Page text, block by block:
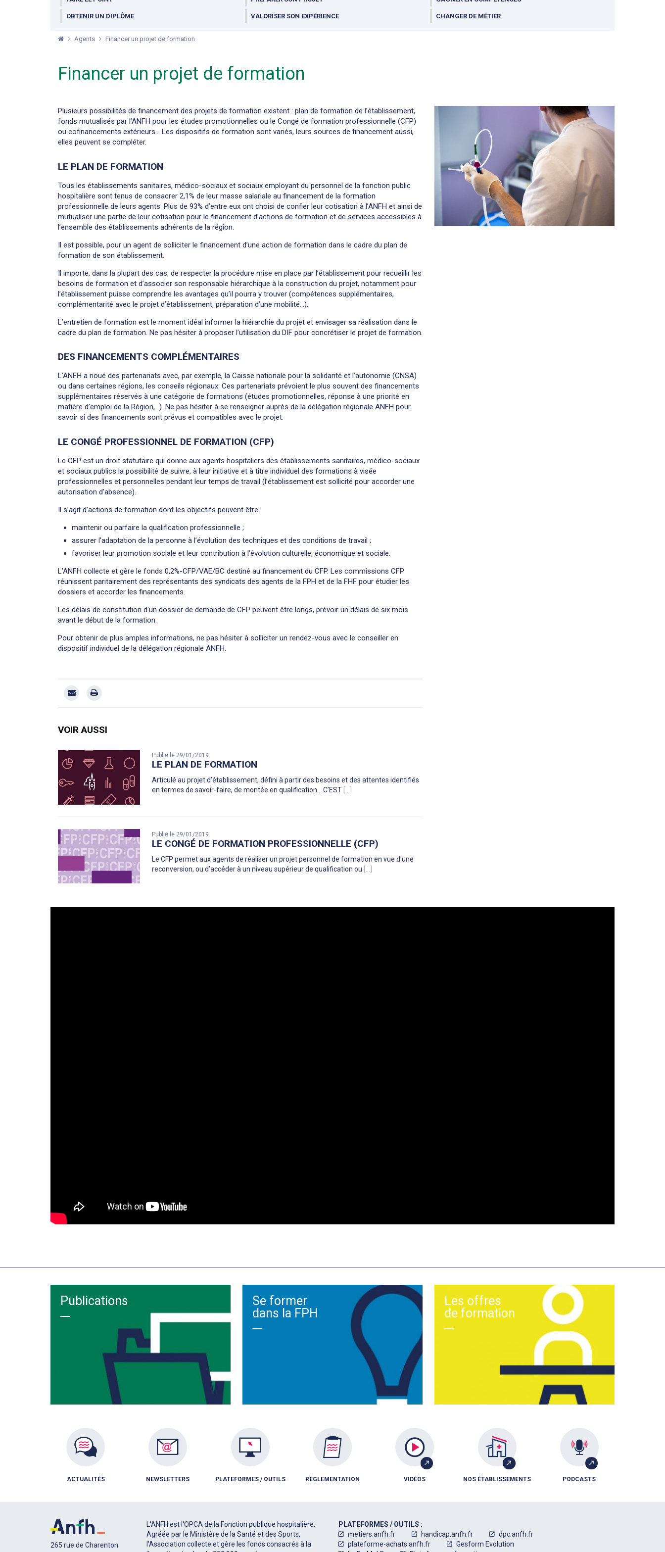
OBTENIR UN DIPLÔME VALORISER SON EXPÉRIENCE CHANGER DE MÉTIER
Agents Financer un projet de formation
Financer un projet de formation
Plusieurs possibilités de financement des projets de formation existent : plan de formation de l’établissement,
fonds mutualisés par l’ANFH pour les études promotionnelles ou le Congé de formation professionnelle (CFP)
ou cofinancements extérieurs… Les dispositifs de formation sont variés, leurs sources de financement aussi,
elles peuvent se compléter.
LE PLAN DE FORMATION
Tous les établissements sanitaires, médico-sociaux et sociaux employant du personnel de la fonction public
hospitalière sont tenus de consacrer 2,1% de leur masse salariale au financement de la formation
professionnelle de leurs agents. Plus de 93% d’entre eux ont choisi de confier leur cotisation à l’ANFH et ainsi de
mutualiser une partie de leur cotisation pour le financement d’actions de formation et de services accessibles à
l’ensemble des établissements adhérents de la région.
Il est possible, pour un agent de solliciter le financement d’une action de formation dans le cadre du plan de
formation de son établissement.
Il importe, dans la plupart des cas, de respecter la procédure mise en place par l’établissement pour recueillir les
besoins de formation et d’associer son responsable hiérarchique à la construction du projet, notamment pour
l’établissement puisse comprendre les avantages qu’il pourra y trouver (compétences supplémentaires,
complémentarité avec le projet d’établissement, préparation d’une mobilité…).
L’entretien de formation est le moment idéal informer la hiérarchie du projet et envisager sa réalisation dans le
cadre du plan de formation. Ne pas hésiter à proposer l’utilisation du DIF pour concrétiser le projet de formation.
DES FINANCEMENTS COMPLÉMENTAIRES
L’ANFH a noué des partenariats avec, par exemple, la Caisse nationale pour la solidarité et l’autonomie (CNSA)
ou dans certaines régions, les conseils régionaux. Ces partenariats prévoient le plus souvent des financements
supplémentaires réservés à une catégorie de formations (études promotionnelles, réponse à une priorité en
matière d’emploi de la Région,…). Ne pas hésiter à se renseigner auprès de la délégation régionale ANFH pour
savoir si des financements sont prévus et compatibles avec le projet.
LE CONGÉ PROFESSIONNEL DE FORMATION (CFP)
Le CFP est un droit statutaire qui donne aux agents hospitaliers des établissements sanitaires, médico-sociaux
et sociaux publics la possibilité de suivre, à leur initiative et à titre individuel des formations à visée
professionnelles et personnelles pendant leur temps de travail (l’établissement est sollicité pour accorder une
autorisation d’absence).
Il s’agit d’actions de formation dont les objectifs peuvent être :
maintenir ou parfaire la qualification professionnelle ;
assurer l’adaptation de la personne à l’évolution des techniques et des conditions de travail ;
favoriser leur promotion sociale et leur contribution à l’évolution culturelle, économique et sociale.
L’ANFH collecte et gère le fonds 0,2%-CFP/VAE/BC destiné au financement du CFP. Les commissions CFP
réunissent paritairement des représentants des syndicats des agents de la FPH et de la FHF pour étudier les
dossiers et accorder les financements.
Les délais de constitution d’un dossier de demande de CFP peuvent être longs, prévoir un délais de six mois
avant le début de la formation.
Pour obtenir de plus amples informations, ne pas hésiter à solliciter un rendez-vous avec le conseiller en
dispositif individuel de la délégation régionale ANFH.
VOIR AUSSI
Publié le 29/01/2019
LE PLAN DE FORMATION
Articulé au projet d’établissement, défini à partir des besoins et des attentes identifiés
en termes de savoir-faire, de montée en qualification… C’EST
Publié le 29/01/2019
LE CONGÉ DE FORMATION PROFESSIONNELLE (CFP)
Le CFP permet aux agents de réaliser un projet personnel de formation en vue d'une
reconversion, ou d’accéder à un niveau supérieur de qualification ou [...]
Publications
Se former
dans la FPH
Les offres
de formation
ACTUALITÉS NEWSLETTERS PLATEFORMES / OUTILS RÈGLEMENTATION VIDÉOS NOS ÉTABLISSEMENTS PODCASTS
265 rue de Charenton
L'ANFH est l'OPCA de la Fonction publique hospitalière.
Agréée par le Ministère de la Santé et des Sports,
l'Association collecte et gère les fonds consacrés à la
PLATEFORMES / OUTILS :
metiers.anfh.fr
handicap.anfh.fr
dpc.anfh.fr
plateforme-achats.anfh.fr
Gesform Evolution